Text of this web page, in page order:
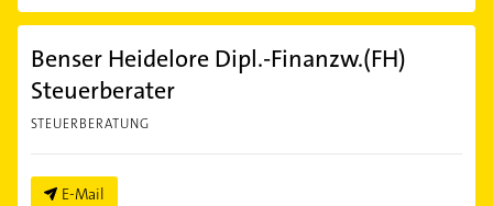
Benser Heidelore Dipl.-Finanzw.(FH)
Steuerberater
STEUERBERATUNG
E-Mail